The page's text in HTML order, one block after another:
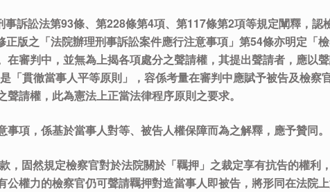
訴訟法第93條、第228條第4項、第117條第2項等規定闡釋，認
正版之「法院辦理刑事訴訟案件應行注意事項」第54條亦明定「
在審判中，並無為上揭各項處分之聲請權，其提出聲請者，應以
「貫徹當事人平等原則」，容係考量在審判中應賦予被告及檢察
請權，此為憲法上正當法律程序原則之要求。
項，係基於當事人對等、被告人權保障而為之解釋，應予贊同。
，固然規定檢察官對於法院關於「羈押」之裁定享有抗告的權利
公權力的檢察官仍可聲請羈押對造當事人即被告，將形同在法院